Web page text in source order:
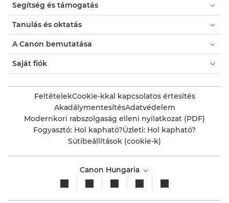
Segítség és támogatás
Tanulás és oktatás
A Canon bemutatása
Saját fiók
FeltételekCookie-kkal kapcsolatos értesítés
AkadálymentesítésAdatvédelem
Modernkori rabszolgaság elleni nyilatkozat (PDF)
Fogyasztó: Hol kapható?Üzleti: Hol kapható?
Sütibeállítások (cookie-k)
Canon Hungaria